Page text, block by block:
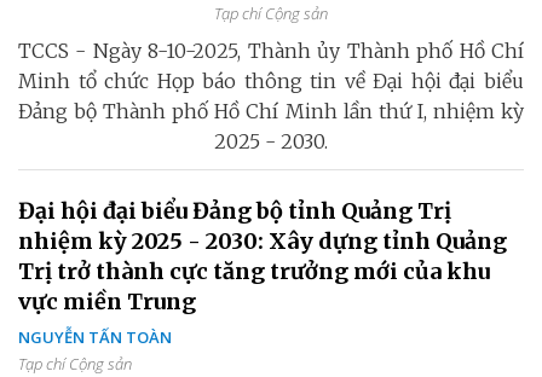
Tạp chí Cộng sản
TCCS - Ngày 8-10-2025, Thành ủy Thành phố Hồ Chí
Minh tổ chức Họp báo thông tin về Đại hội đại biểu
Đảng bộ Thành phố Hồ Chí Minh lần thứ I, nhiệm kỳ
2025 - 2030.
Đại hội đại biểu Đảng bộ tỉnh Quảng Trị
nhiệm kỳ 2025 - 2030: Xây dựng tỉnh Quảng
Trị trở thành cực tăng trưởng mới của khu
vực miền Trung
NGUYỄN TẤN TOÀN
Tạp chí Cộng sản